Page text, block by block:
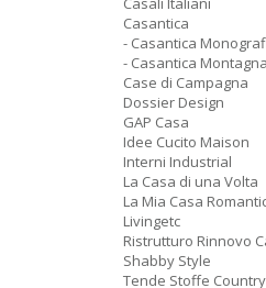
Casantica
- Casantica
- Casantica Montagna
Case di Campagna
Dossier Design
GAP Casa
Idee Cucito Maison
Interni Industrial
La Casa di una Volta
La Mia Casa
Livingetc
Ristrutturo Rinnovo
Shabby Style
Tende Stoffe